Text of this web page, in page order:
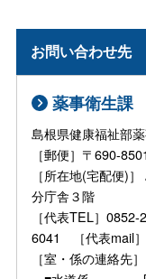
お問い合わせ先
薬事衛生課
島根県健康福祉部
［郵便］〒690-
［所在地(宅配便)
分庁舎３階
［代表TEL］
6041 ［代表mail
［室・係の連絡先］